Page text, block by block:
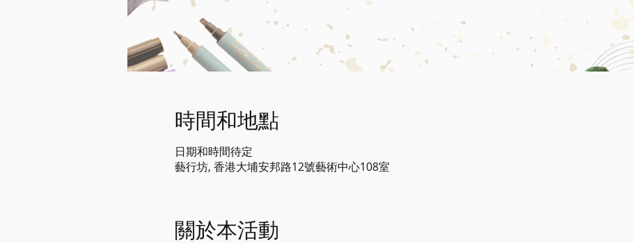
時間和地點
日期和時間待定
藝行坊, 香港大埔安邦路12號藝術中心108室
關於本活動